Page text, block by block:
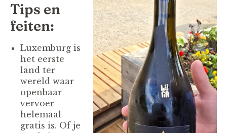
Tips en
feiten:
Luxemburg is
het eerste
land ter
wereld waar
openbaar
vervoer
helemaal
gratis is. Of je